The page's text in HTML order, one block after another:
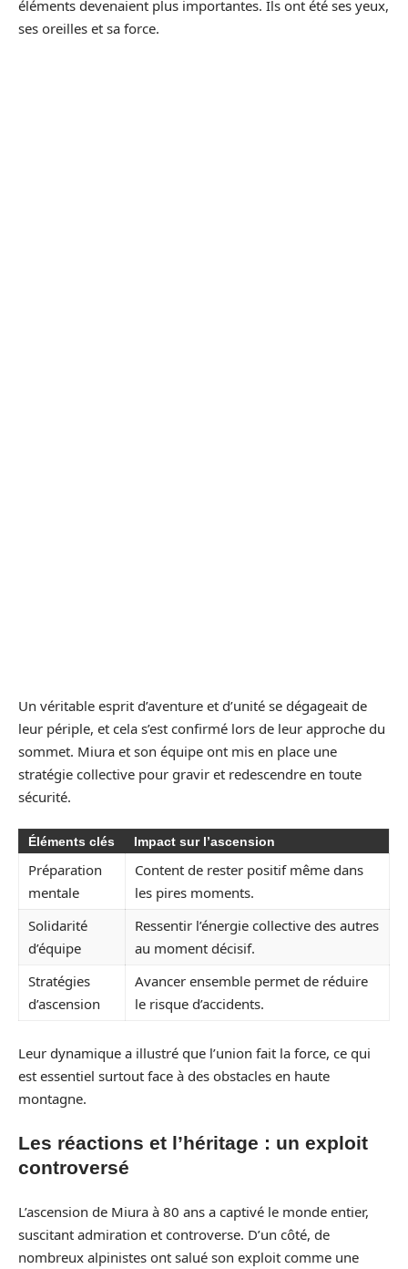
éléments devenaient plus importantes. Ils ont été ses yeux,
ses oreilles et sa force.
Un véritable esprit d’aventure et d’unité se dégageait de
leur périple, et cela s’est confirmé lors de leur approche du
sommet. Miura et son équipe ont mis en place une
stratégie collective pour gravir et redescendre en toute
sécurité.
Éléments clés Impact sur l’ascension
Préparation
mentale
Content de rester positif même dans
les pires moments.
Solidarité
d’équipe
Ressentir l’énergie collective des autres
au moment décisif.
Stratégies
d’ascension
Avancer ensemble permet de réduire
le risque d’accidents.
Leur dynamique a illustré que l’union fait la force, ce qui
est essentiel surtout face à des obstacles en haute
montagne.
Les réactions et l’héritage : un exploit
controversé
L’ascension de Miura à 80 ans a captivé le monde entier,
suscitant admiration et controverse. D’un côté, de
nombreux alpinistes ont salué son exploit comme une